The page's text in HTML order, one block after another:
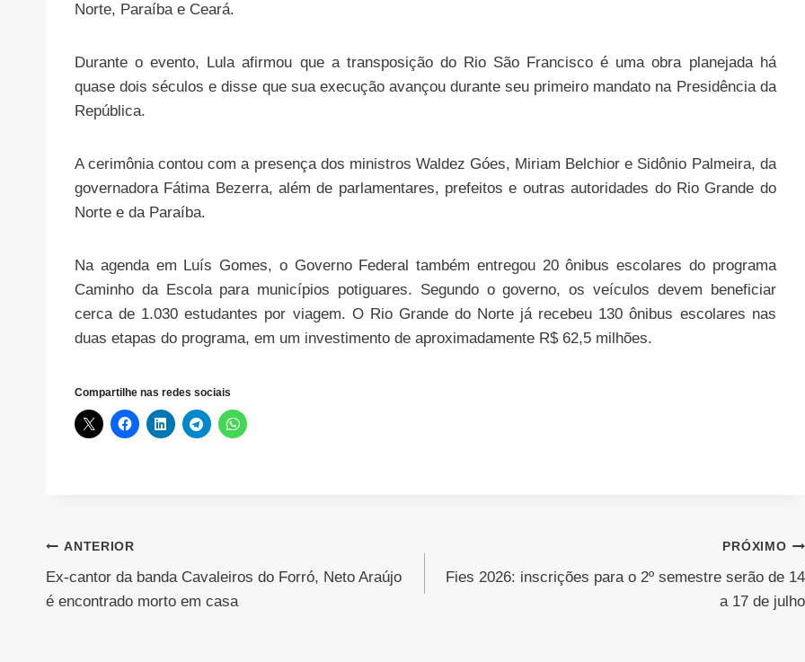
Norte, Paraíba e Ceará.
Durante o evento, Lula afirmou que a transposição do Rio São Francisco é uma obra planejada há
quase dois séculos e disse que sua execução avançou durante seu primeiro mandato na Presidência da
República.
A cerimônia contou com a presença dos ministros Waldez Góes, Miriam Belchior e Sidônio Palmeira, da
governadora Fátima Bezerra, além de parlamentares, prefeitos e outras autoridades do Rio Grande do
Norte e da Paraíba.
Na agenda em Luís Gomes, o Governo Federal também entregou 20 ônibus escolares do programa
Caminho da Escola para municípios potiguares. Segundo o governo, os veículos devem beneficiar
cerca de 1.030 estudantes por viagem. O Rio Grande do Norte já recebeu 130 ônibus escolares nas
duas etapas do programa, em um investimento de aproximadamente R$ 62,5 milhões.
Compartilhe nas redes sociais
Navegação
de
ANTERIOR
Ex-cantor da banda Cavaleiros do Forró, Neto Araújo
é encontrado morto em casa
PRÓXIMO
Fies 2026: inscrições para o 2º semestre serão de 14
a 17 de julho